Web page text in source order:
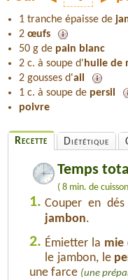
1 tranche épaisse de
2 œufs
50 g de pain blanc
2 c. à soupe d' huile de
2 gousses d'ail
1 c. à soupe de persil
poivre
Recette Diététique
Temps
( 8 min. de
1. Couper en dés
jambon.
2. Émietter la mie
le jambon, le
une farce (une